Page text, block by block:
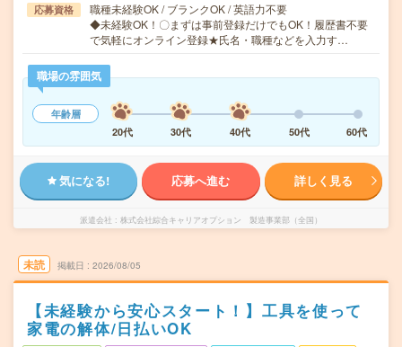
応募資格
職種未経験OK / ブランクOK / 英語力不要
◆未経験OK！〇まずは事前登録だけでもOK！履歴書不要
で気軽にオンライン登録★氏名・職種などを入力す…
職場の雰囲気
年齢層
20代
30代 40代 50代 60代
気になる! 応募へ進む 詳しく見る
派遣会社 株式会社綜合キャリアオプション 製造事業部（全国）
未読 掲載日 2026/08/05
【未経験から安心スタート！】工具を使って
家電の解体/日払いOK